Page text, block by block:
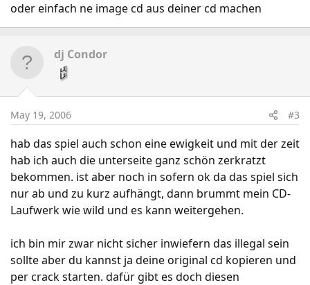
oder einfach ne image cd aus deiner cd machen
dj Condor
May 19, 2006 #3
hab das spiel auch schon eine ewigkeit und mit der zeit
hab ich auch die unterseite ganz schön zerkratzt
bekommen. ist aber noch in sofern ok da das spiel sich
nur ab und zu kurz aufhängt, dann brummt mein CD-
Laufwerk wie wild und es kann weitergehen.
ich bin mir zwar nicht sicher inwiefern das illegal sein
sollte aber du kannst ja deine original cd kopieren und
per crack starten. dafür gibt es doch diesen